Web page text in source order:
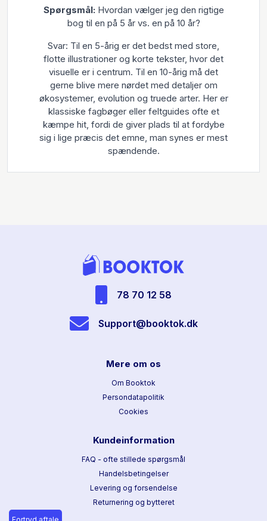
Spørgsmål: Hvordan vælger jeg den rigtige
bog til en på 5 år vs. en på 10 år?
Svar: Til en 5-årig er det bedst med store,
flotte illustrationer og korte tekster, hvor det
visuelle er i centrum. Til en 10-årig må det
gerne blive mere nørdet med detaljer om
økosystemer, evolution og truede arter. Her er
klassiske fagbøger eller feltguides ofte et
kæmpe hit, fordi de giver plads til at fordybe
sig i lige præcis det emne, man synes er mest
spændende.
78 70 12 58
Support@booktok.dk
Mere om os
Om Booktok
Persondatapolitik
Cookies
Kundeinformation
FAQ - ofte stillede spørgsmål
Handelsbetingelser
Levering og forsendelse
Returnering og bytteret